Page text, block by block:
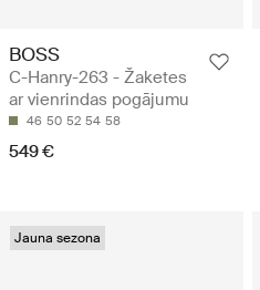
BOSS
C-Hanry-263 - Žaketes
ar vienrindas pogājumu
46 50 52 54 58
549 €
Jauna sezona